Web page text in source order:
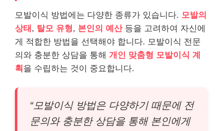
모발이식 방법에는 다양한 종류가 있습니다. 모발의
상태 , 탈모 유형, 본인의 예산등을 고려하여 자신에
게 적합한 방법을 선택해야 합니다. 모발이식 전문
의와 충분한 상담을 통해 개인 맞춤형 모발이식 계
획 을 수립하는 것이 중요합니다.
“모발이식 방법은 다양하기 때문에 전
문의와 충분한 상담을 통해 본인에게